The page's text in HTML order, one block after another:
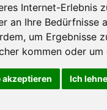
Internet-Erlebnis
an Ihre Bedürfnisse
um Ergebnisse
kommen oder
akzeptieren Ich